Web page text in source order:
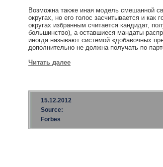
Возможна также иная модель смешанной
округах, но его голос засчитывается и
округах избранным считается кандидат,
большинство), а оставшиеся мандаты
иногда называют системой «добавочных
дополнительно не должна получать по
Читать далее
15.12.2012
Source:
Forbes